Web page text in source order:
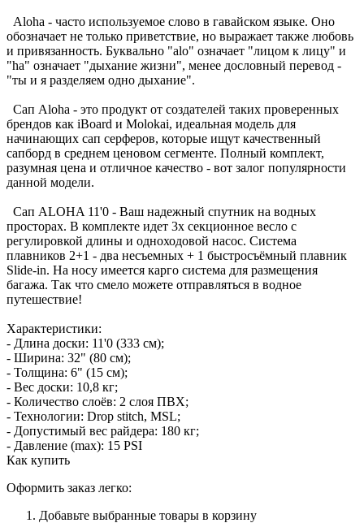
Aloha - часто используемое слово в гавайском языке. Оно
обозначает не только приветствие, но выражает также любовь
и привязанность. Буквально "alo" означает "лицом к лицу" и
"ha" означает "дыхание жизни", менее дословный перевод -
"ты и я разделяем одно дыхание".
Сап Aloha - это продукт от создателей таких проверенных
брендов как iBoard и Molokai, идеальная модель для
начинающих сап серферов, которые ищут качественный
сапборд в среднем ценовом сегменте. Полный комплект,
разумная цена и отличное качество - вот залог популярности
данной модели.
Сап ALOHA 11'0 - Ваш надежный спутник на водных
просторах. В комплекте идет 3х секционное весло с
регулировкой длины и одноходовой насос. Система
плавников 2+1 - два несъемных + 1 быстросъёмный плавник
Slide-in. На носу имеется карго система для размещения
багажа. Так что смело можете отправляться в водное
путешествие!
Характеристики:
- Длина доски: 11'0 (333 см);
- Ширина: 32" (80 см);
- Толщина: 6" (15 см);
- Вес доски: 10,8 кг;
- Количество слоёв: 2 слоя ПВХ;
- Технологии: Drop stitch, MSL;
- Допустимый вес райдера: 180 кг;
- Давление (max): 15 PSI
Как купить
Оформить заказ легко:
Добавьте выбранные товары в корзину